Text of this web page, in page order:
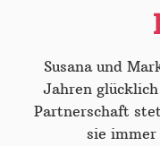
Susana und
Jahren
Partnerschaft
sie immer